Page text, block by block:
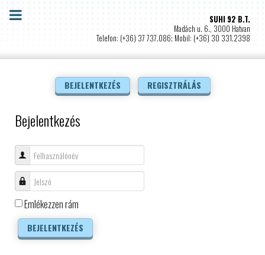
SUHI 92 B.T.
Madách u. 6., 3000 Hatvan
Telefon: (+36) 37 737.086; Mobil: (+36) 30 331.2398
BEJELENTKEZÉS REGISZTRÁLÁS
Bejelentkezés
Felhasználónév
Jelszó
Emlékezzen rám
BEJELENTKEZÉS